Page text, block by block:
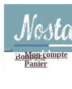
navigation
contenu
Mon compte
Panier
Bonbons